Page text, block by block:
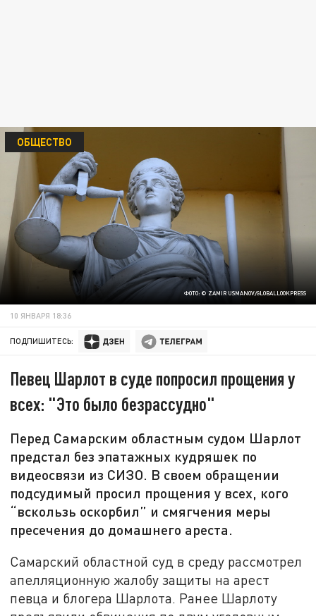
ФОТО: © ZAMIR USMANOV/GLOBALLOOKPRESS
ОБЩЕСТВО
10 ЯНВАРЯ 18:36
ПОДПИШИТЕСЬ:
Певец Шарлот в суде попросил прощения у
всех: "Это было безрассудно"
Перед Самарским областным судом Шарлот
предстал без эпатажных кудряшек по
видеосвязи из СИЗО. В своем обращении
подсудимый просил прощения у всех, кого
“вскользь оскорбил” и смягчения меры
пресечения до домашнего ареста.
Самарский областной суд в среду рассмотрел
апелляционную жалобу защиты на арест
певца и блогера Шарлота. Ранее Шарлоту